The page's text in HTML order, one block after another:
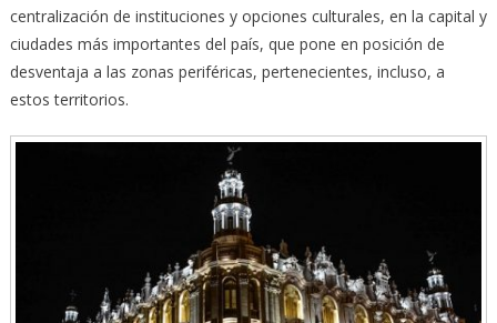
centralización de instituciones y opciones culturales, en la capital y
ciudades más importantes del país, que pone en posición de
desventaja a las zonas periféricas, pertenecientes, incluso, a
estos territorios.